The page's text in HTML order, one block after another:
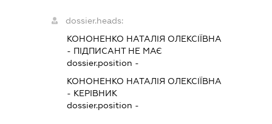
dossier.heads:
КОНОНЕНКО НАТАЛІЯ ОЛЕКСІЇВНА
- ПІДПИСАНТНЕ МАЄ
dossier.position -
КОНОНЕНКО НАТАЛІЯ ОЛЕКСІЇВНА
- КЕРІВНИК
dossier.position -